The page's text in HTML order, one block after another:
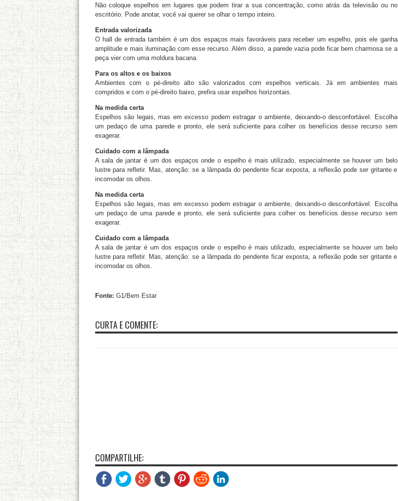
Não coloque espelhos em lugares que podem tirar a sua concentração, como atrás da televisão ou no
escritório. Pode anotar, você vai querer se olhar o tempo inteiro.
Entrada valorizada
O hall de entrada também é um dos espaços mais favoráveis para receber um espelho, pois ele ganha
amplitude e mais iluminação com esse recurso. Além disso, a parede vazia pode ficar bem charmosa se a
peça vier com uma moldura bacana.
Para os altos e os baixos
Ambientes com o pé-direito alto são valorizados com espelhos verticais. Já em ambientes mais
compridos e com o pé-direito baixo, prefira usar espelhos horizontais.
Na medida certa
Espelhos são legais, mas em excesso podem estragar o ambiente, deixando-o desconfortável. Escolha
um pedaço de uma parede e pronto, ele será suficiente para colher os benefícios desse recurso sem
exagerar.
Cuidado com a lâmpada
A sala de jantar é um dos espaços onde o espelho é mais utilizado, especialmente se houver um belo
lustre para refletir. Mas, atenção: se a lâmpada do pendente ficar exposta, a reflexão pode ser gritante e
incomodar os olhos.
Na medida certa
Espelhos são legais, mas em excesso podem estragar o ambiente, deixando-o desconfortável. Escolha
um pedaço de uma parede e pronto, ele será suficiente para colher os benefícios desse recurso sem
exagerar.
Cuidado com a lâmpada
A sala de jantar é um dos espaços onde o espelho é mais utilizado, especialmente se houver um belo
lustre para refletir. Mas, atenção: se a lâmpada do pendente ficar exposta, a reflexão pode ser gritante e
incomodar os olhos.
Fonte: G1/Bem Estar
CURTA E COMENTE:
COMPARTILHE: